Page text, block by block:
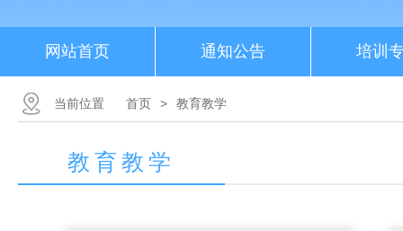
网站首页 通知公告 培训
当前位置 首页 > 教育教学
教育教学